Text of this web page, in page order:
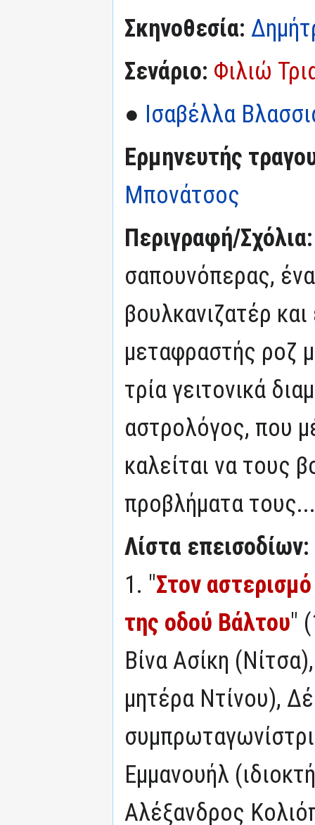
Σκηνοθεσία:
Σενάριο: Φιλιώ
● Ισαβέλλα
Ερμηνευτής
Μπονάτσος
Περιγραφή/
σαπουνόπερας,
βουλκανιζατέρ
μεταφραστής ροζ
τρία γειτονικά
αστρολόγος, που
καλείται να τους
προβλήματα τους...
Λίστα επεισοδίων:
1. "Στον
της οδού Βάλτου"
Βίνα Ασίκη
μητέρα Ντίνου),
Εμμανουήλ
Αλέξανδρος